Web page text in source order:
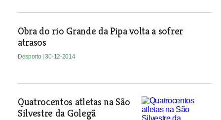
Obra do rio Grande da Pipa volta a sofrer
atrasos
Desporto | 30-12-2014
Quatrocentos atletas na São
Silvestre da Golegã